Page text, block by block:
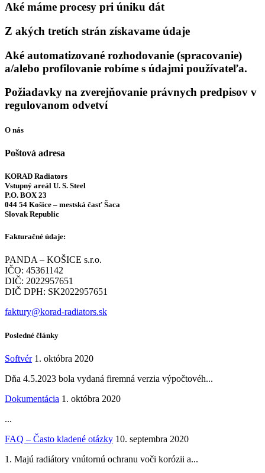
Aké máme procesy pri úniku dát
Z akých tretích strán získavame údaje
Aké automatizované rozhodovanie (spracovanie)
a/alebo profilovanie robíme s údajmi používateľa.
Požiadavky na zverejňovanie právnych predpisov v
regulovanom odvetví
O nás
Poštová adresa
KORAD Radiators
Vstupný areál U. S. Steel
P.O. BOX 23
044 54 Košice – mestská časť Šaca
Slovak Republic
Fakturačné údaje:
PANDA – KOŠICE s.r.o.
IČO: 45361142
DIČ: 2022957651
DIČ DPH: SK2022957651
faktury@korad-radiators.sk
Posledné články
Softvér 1. októbra 2020
Dňa 4.5.2023 bola vydaná firemná verzia výpočtovéh...
Dokumentácia 1. októbra 2020
...
FAQ – Často kladené otázky 10. septembra 2020
1. Majú radiátory vnútornú ochranu voči korózii a...